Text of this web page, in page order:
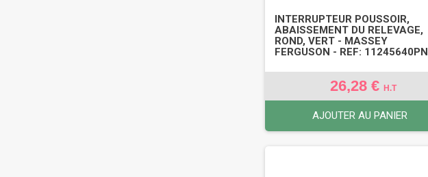
INTERRUPTEUR POUSSOIR,
ABAISSEMENT DU RELEVAGE,
ROND, VERT - MASSEY
FERGUSON - REF: 11245640PN
26,28 € H.T
AJOUTER AU PANIER